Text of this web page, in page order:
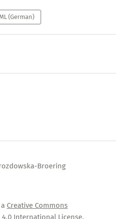
(German)
Broering
Creative Commons
International License.